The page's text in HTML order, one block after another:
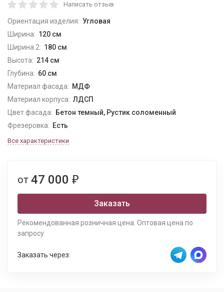
Написать отзыв
Ориентация изделия: Угловая
Ширина: 120 см
Ширина 2: 180 см
Высота: 214 см
Глубина: 60 см
Материал фасада: МДФ
Материал корпуса: ЛДСП
Цвет фасада:
Бетон темный, Рустик соломенный
Фрезеровка: Есть
Все характеристики
от 47 000 ₽
Заказать
Рекомендованная розничная цена. Оптовая цена по
запросу.
Заказать через: